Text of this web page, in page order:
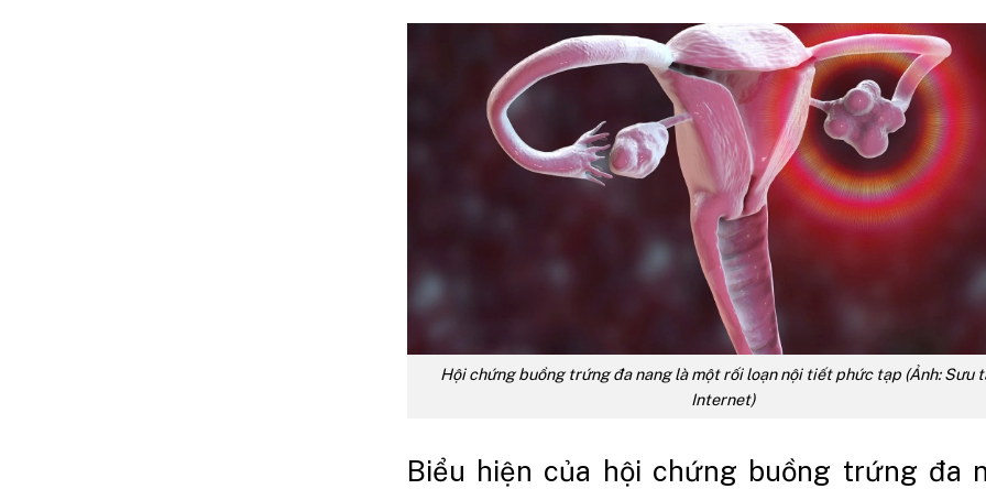
Hội chứng buồng trứng đa nang là một rối loạn nội tiết phức tạp (Ảnh: Sưu
Internet)
Biểu hiện của hội chứng buồng trứng đa